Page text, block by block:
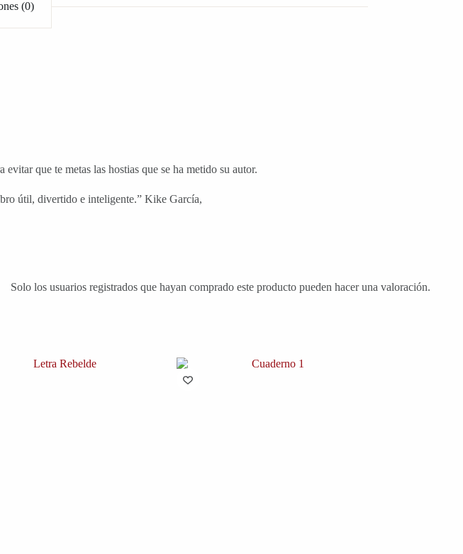
(0)
que te metas las hostias que se ha metido su autor.
útil, divertido e inteligente.” Kike García,
Solo los usuarios registrados que hayan comprado este producto pueden hacer una valoración.